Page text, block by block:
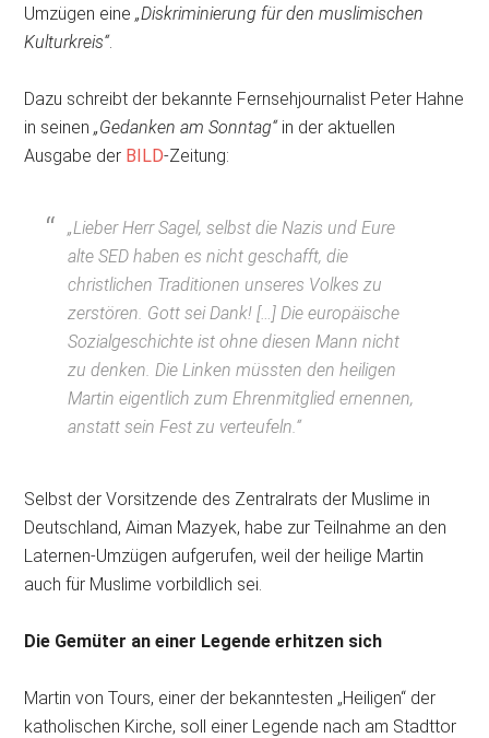
Umzügen eine„Diskriminierung für den muslimischen
Kulturkreis“.
Dazu schreibt der bekannte Fernsehjournalist Peter Hahne
in seinen„Gedanken am Sonntag“in der aktuellen
Ausgabe der BILD-Zeitung:
„Lieber Herr Sagel, selbst die Nazis und Eure
alte SED haben es nicht geschafft, die
christlichen Traditionen unseres Volkes zu
zerstören. Gott sei Dank! […] Die europäische
Sozialgeschichte ist ohne diesen Mann nicht
zu denken. Die Linken müssten den heiligen
Martin eigentlich zum Ehrenmitglied ernennen,
anstatt sein Fest zu verteufeln.“
Selbst der Vorsitzende des Zentralrats der Muslime in
Deutschland, Aiman Mazyek, habe zur Teilnahme an den
Laternen-Umzügen aufgerufen, weil der heilige Martin
auch für Muslime vorbildlich sei.
Die Gemüter an einer Legende erhitzen sich
Martin von Tours, einer der bekanntesten „Heiligen“ der
katholischen Kirche, soll einer Legende nach am Stadttor